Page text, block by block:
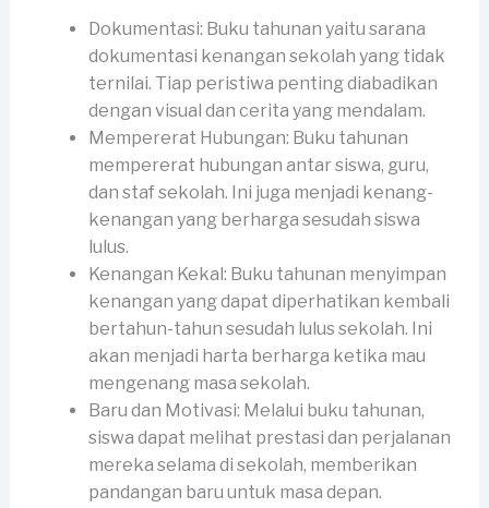
Dokumentasi: Buku tahunan yaitu sarana
dokumentasi kenangan sekolah yang tidak
ternilai. Tiap peristiwa penting diabadikan
dengan visual dan cerita yang mendalam.
Mempererat Hubungan: Buku tahunan
mempererat hubungan antar siswa, guru,
dan staf sekolah. Ini juga menjadi kenang-
kenangan yang berharga sesudah siswa
lulus.
Kenangan Kekal: Buku tahunan menyimpan
kenangan yang dapat diperhatikan kembali
bertahun-tahun sesudah lulus sekolah. Ini
akan menjadi harta berharga ketika mau
mengenang masa sekolah.
Baru dan Motivasi: Melalui buku tahunan,
siswa dapat melihat prestasi dan perjalanan
mereka selama di sekolah, memberikan
pandangan baru untuk masa depan.